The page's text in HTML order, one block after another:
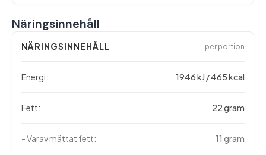
Näringsinnehåll
NÄRINGSINNEHÅLL per portion
Energi: 1946 kJ / 465 kcal
Fett: 22 gram
- Varav mättat fett: 11 gram